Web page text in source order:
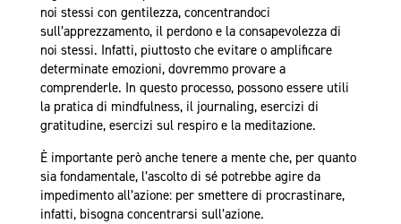
noi stessi con gentilezza, concentrandoci
sull’apprezzamento, il perdono e la consapevolezza di
noi stessi. Infatti, piuttosto che evitare o amplificare
determinate emozioni, dovremmo provare a
comprenderle. In questo processo, possono essere utili
la pratica di mindfulness, il journaling, esercizi di
gratitudine, esercizi sul respiro e la meditazione.
È importante però anche tenere a mente che, per quanto
sia fondamentale, l’ascolto di sé potrebbe agire da
impedimento all’azione: per smettere di procrastinare,
infatti, bisogna concentrarsi sull’azione.